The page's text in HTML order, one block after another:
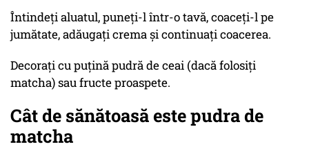
Întindeți aluatul, puneți-l într-o tavă, coaceți-l pe
jumătate, adăugați crema și continuați coacerea.
Decorați cu puțină pudră de ceai (dacă folosiți
matcha) sau fructe proaspete.
Cât de sănătoasă este pudra de
matcha